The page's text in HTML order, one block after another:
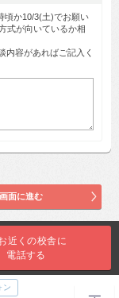
頃か10/3(土)でお願い
式が向いているか相
容があればご記入く
近くの校舎に
電話する
ン